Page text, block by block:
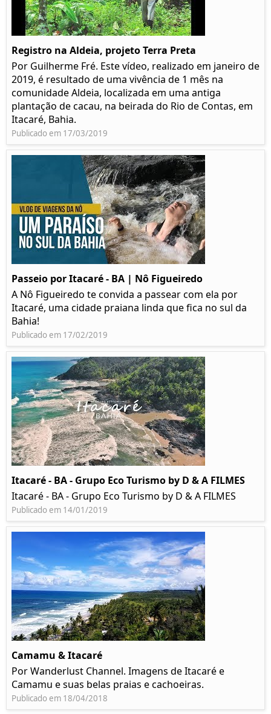
Registro na Aldeia, projeto Terra Preta
Por Guilherme Fré. Este vídeo, realizado em janeiro de
2019, é resultado de uma vivência de 1 mês na
comunidade Aldeia, localizada em uma antiga
plantação de cacau, na beirada do Rio de Contas, em
Itacaré, Bahia.
Publicado em 17/03/2019
Passeio por Itacaré - BA | Nô Figueiredo
A Nô Figueiredo te convida a passear com ela por
Itacaré, uma cidade praiana linda que fica no sul da
Bahia!
Publicado em 17/02/2019
Itacaré - BA - Grupo Eco Turismo by D & A FILMES
Itacaré - BA - Grupo Eco Turismo by D & A FILMES
Publicado em 14/01/2019
Camamu & Itacaré
Por Wanderlust Channel. Imagens de Itacaré e
Camamu e suas belas praias e cachoeiras.
Publicado em 18/04/2018